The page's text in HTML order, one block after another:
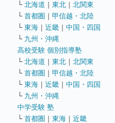
└ 北海道 ｜ 東北 ｜ 北関東
└ 首都圏 ｜ 甲信越・北陸
└ 東海 ｜ 近畿 ｜ 中国・四国
└ 九州・沖縄
高校受験 個別指導塾
└ 北海道 ｜ 東北 ｜ 北関東
└ 首都圏 ｜ 甲信越・北陸
└ 東海 ｜ 近畿 ｜ 中国・四国
└ 九州・沖縄
中学受験 塾
└ 首都圏 ｜ 東海 ｜ 近畿